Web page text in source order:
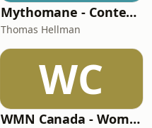
Mythomane - Contes et légendes de la Grèce antique
Thomas Hellman
WC
WMN Canada - Women's Mentoring Network Canada